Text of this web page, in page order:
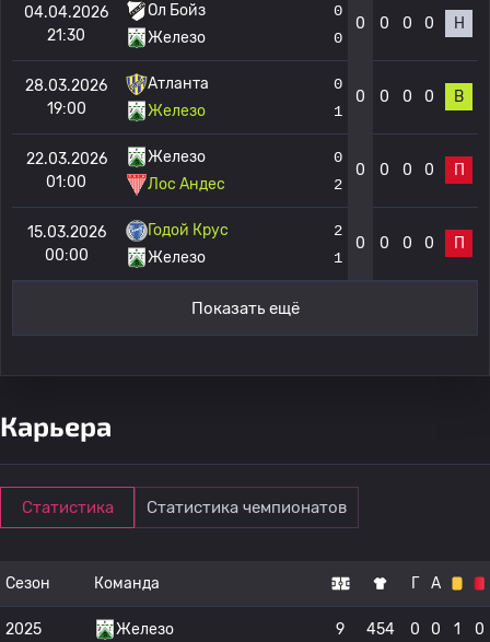
04.04.2026
21:30
Ол Бойз
Железо
0
0
0 0 0 0 Н
28.03.2026
19:00
Атланта
Железо
0
1
0 0 0 0 В
22.03.2026
01:00
Железо
Лос Андес
0
2
0 0 0 0 П
15.03.2026
00:00
Годой Крус
Железо
2
1
0 0 0 0 П
Показать ещё
Карьера
Статистика Статистика чемпионатов
Сезон Команда Г А
2025 Железо 9 454 0 0 1 0